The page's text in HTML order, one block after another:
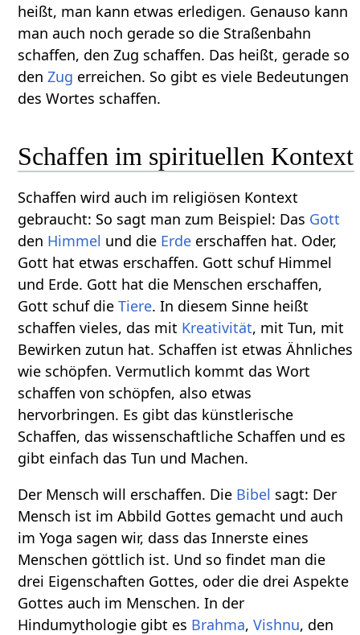
heißt, man kann etwas erledigen. Genauso kann
man auch noch gerade so die Straßenbahn
schaffen, den Zug schaffen. Das heißt, gerade so
denZug erreichen. So gibt es viele Bedeutungen
des Wortes schaffen.
Schaffen im spirituellen Kontext
Schaffen wird auch im religiösen Kontext
gebraucht: So sagt man zum Beispiel: Das Gott
den Himmel und die Erde erschaffen hat. Oder,
Gott hat etwas erschaffen. Gott schuf Himmel
und Erde. Gott hat die Menschen erschaffen,
Gott schuf dieTiere. In diesem Sinne heißt
schaffen vieles, das mit Kreativität, mit Tun, mit
Bewirken zutun hat. Schaffen ist etwas Ähnliches
wie schöpfen. Vermutlich kommt das Wort
schaffen von schöpfen, also etwas
hervorbringen. Es gibt das künstlerische
Schaffen, das wissenschaftliche Schaffen und es
gibt einfach das Tun und Machen.
Der Mensch will erschaffen. Die Bibel sagt: Der
Mensch ist im Abbild Gottes gemacht und auch
im Yoga sagen wir, dass das Innerste eines
Menschen göttlich ist. Und so findet man die
drei Eigenschaften Gottes, oder die drei Aspekte
Gottes auch im Menschen. In der
Hindumythologie gibt es Brahma,Vishnu, den